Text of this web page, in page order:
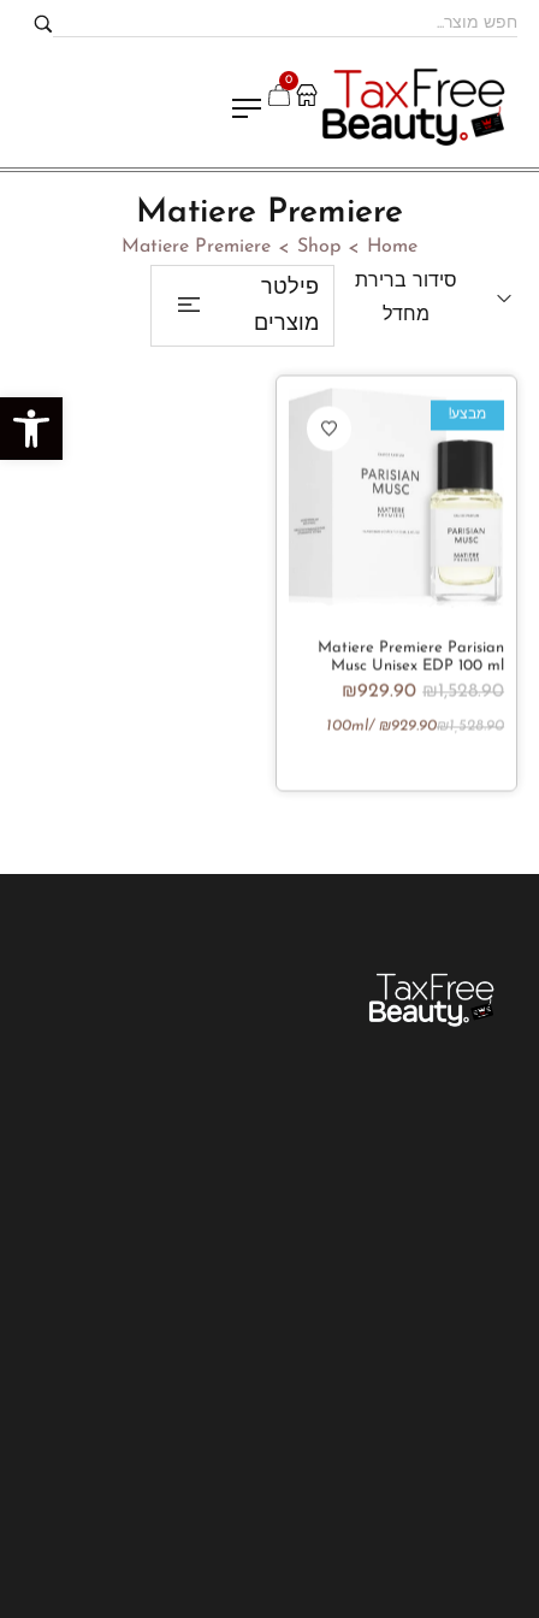
פתח סרגל נגישות
0
Matiere Premiere
Home
>
Shop
>
Matiere Premiere
סידור ברירת
מחדל
פילטר
מוצרים
מבצע!
Matiere Premiere Parisian
Musc Unisex EDP 100 ml
₪1,528.90
₪929.90
₪1,528.90
₪929.90
/100ml